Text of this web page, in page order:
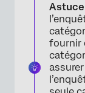
Astuce
fournir